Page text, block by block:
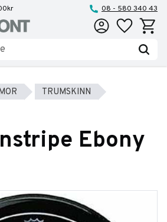
08 - 580 340 43
Favoriter
TRUMSKINN
Ebony